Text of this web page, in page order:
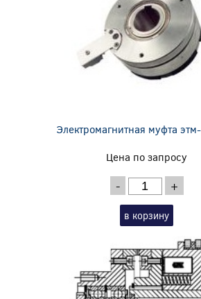
Электромагнитная муфта
Цена по запросу
- +
в корзину